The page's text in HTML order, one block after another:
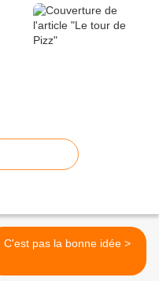
C'est pas la bonne idée >